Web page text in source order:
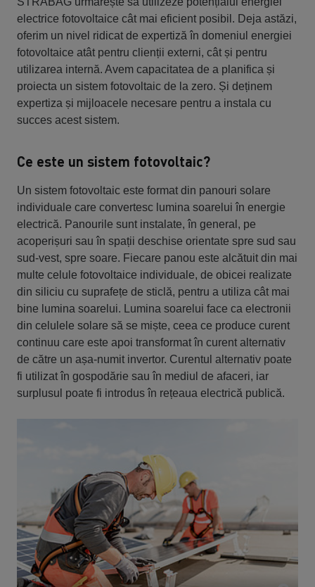
electrice fotovoltaice cât mai eficient posibil. Deja astăzi,
oferim un nivel ridicat de expertiză în domeniul energiei
fotovoltaice atât pentru clienții externi, cât și pentru
utilizarea internă. Avem capacitatea de a planifica și
proiecta un sistem fotovoltaic de la zero. Și deținem
expertiza și mijloacele necesare pentru a instala cu
succes acest sistem.
Ce este un sistem fotovoltaic?
Un sistem fotovoltaic este format din panouri solare
individuale care convertesc lumina soarelui în energie
electrică. Panourile sunt instalate, în general, pe
acoperișuri sau în spații deschise orientate spre sud sau
sud-vest, spre soare. Fiecare panou este alcătuit din mai
multe celule fotovoltaice individuale, de obicei realizate
din siliciu cu suprafețe de sticlă, pentru a utiliza cât mai
bine lumina soarelui. Lumina soarelui face ca electronii
din celulele solare să se miște, ceea ce produce curent
continuu care este apoi transformat în curent alternativ
de către un așa-numit invertor. Curentul alternativ poate
fi utilizat în gospodărie sau în mediul de afaceri, iar
surplusul poate fi introdus în rețeaua electrică publică.